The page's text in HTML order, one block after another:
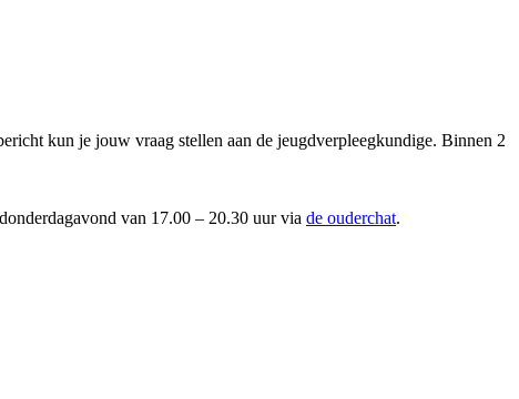
kun je jouw vraag stellen aan de jeugdverpleegkundige. Binnen 2
van 17.00 – 20.30 uur via de ouderchat.